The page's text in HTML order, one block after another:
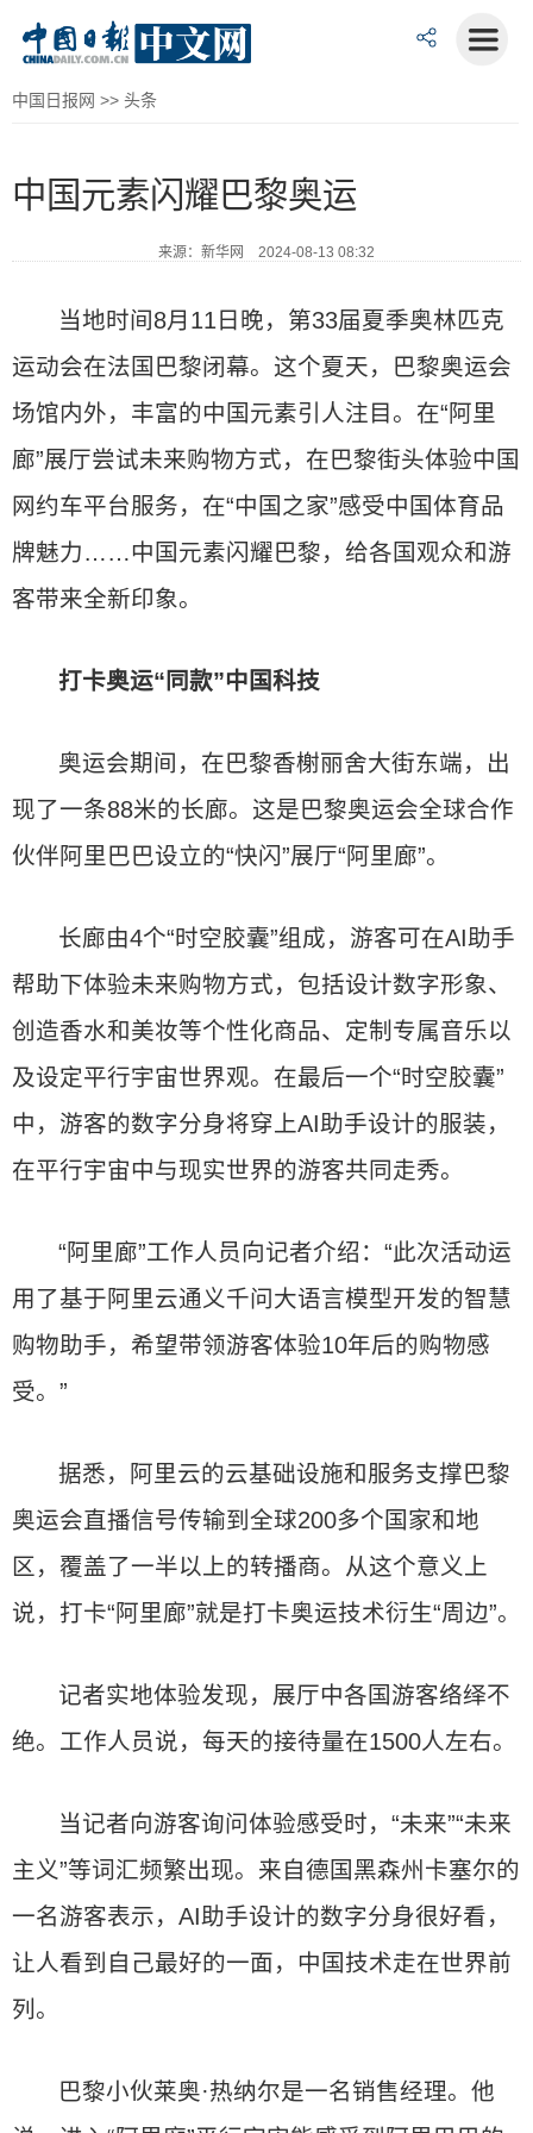
中国日报网 >> 头条
中国元素闪耀巴黎奥运
来源：新华网 2024-08-13 08:32
当地时间8月11日晚，第33届夏季奥林匹克
运动会在法国巴黎闭幕。这个夏天，巴黎奥运会
场馆内外，丰富的中国元素引人注目。在“阿里
廊”展厅尝试未来购物方式，在巴黎街头体验中国
网约车平台服务，在“中国之家”感受中国体育品
牌魅力……中国元素闪耀巴黎，给各国观众和游
客带来全新印象。
打卡奥运“同款”中国科技
奥运会期间，在巴黎香榭丽舍大街东端，出
现了一条88米的长廊。这是巴黎奥运会全球合作
伙伴阿里巴巴设立的“快闪”展厅“阿里廊”。
长廊由4个“时空胶囊”组成，游客可在AI助手
帮助下体验未来购物方式，包括设计数字形象、
创造香水和美妆等个性化商品、定制专属音乐以
及设定平行宇宙世界观。在最后一个“时空胶囊”
中，游客的数字分身将穿上AI助手设计的服装，
在平行宇宙中与现实世界的游客共同走秀。
“阿里廊”工作人员向记者介绍：“此次活动运
用了基于阿里云通义千问大语言模型开发的智慧
购物助手，希望带领游客体验10年后的购物感
受。”
据悉，阿里云的云基础设施和服务支撑巴黎
奥运会直播信号传输到全球200多个国家和地
区，覆盖了一半以上的转播商。从这个意义上
说，打卡“阿里廊”就是打卡奥运技术衍生“周边”。
记者实地体验发现，展厅中各国游客络绎不
绝。工作人员说，每天的接待量在1500人左右。
当记者向游客询问体验感受时，“未来”“未来
主义”等词汇频繁出现。来自德国黑森州卡塞尔的
一名游客表示，AI助手设计的数字分身很好看，
让人看到自己最好的一面，中国技术走在世界前
列。
巴黎小伙莱奥·热纳尔是一名销售经理。他